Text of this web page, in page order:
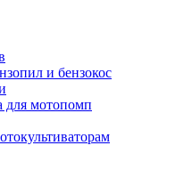
и бензокос
для мотопомп